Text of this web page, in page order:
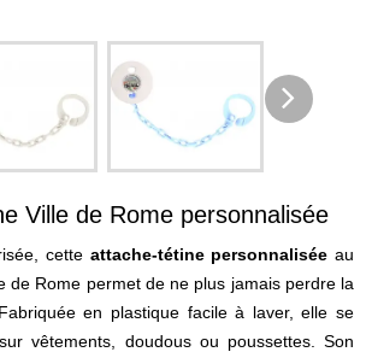
Ville de Rome personnalisée
cette attache-tétine personnalisée au
de Rome permet de ne plus jamais perdre la
en plastique facile à laver, elle se
vêtements, doudous ou poussettes. Son